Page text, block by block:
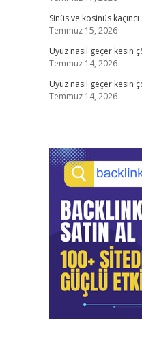
Sinüs ve kosinüs kaçıncı
Temmuz 15, 2026
Uyuz nasıl geçer kesin
Temmuz 14, 2026
Uyuz nasıl geçer kesin
Temmuz 14, 2026